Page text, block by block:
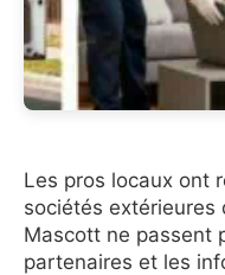
Les pros locaux ont
sociétés extérieures
Mascott ne passent
partenaires et les